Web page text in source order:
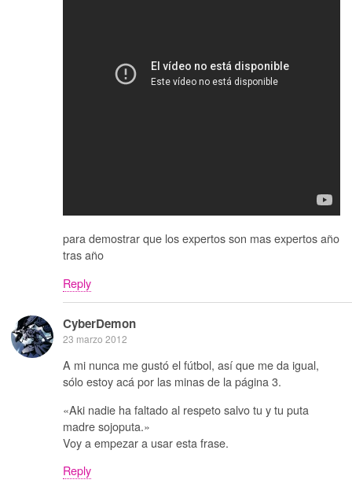
para demostrar que los expertos son mas expertos año
tras año
Reply
CyberDemon
23 marzo 2012
A mi nunca me gustó el fútbol, así que me da igual,
sólo estoy acá por las minas de la página 3.
«Aki nadie ha faltado al respeto salvo tu y tu puta
madre sojoputa.»
Voy a empezar a usar esta frase.
Reply